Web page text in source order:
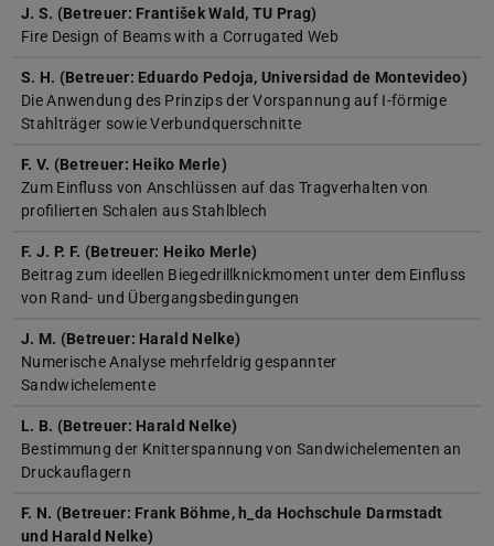
J. S. (Betreuer: František Wald, TU Prag)
Fire Design of Beams with a Corrugated Web
S. H. (Betreuer: Eduardo Pedoja, Universidad de Montevideo)
Die Anwendung des Prinzips der Vorspannung auf I-förmige
Stahlträger sowie Verbundquerschnitte
F. V. (Betreuer: Heiko Merle)
Zum Einfluss von Anschlüssen auf das Tragverhalten von
profilierten Schalen aus Stahlblech
F. J. P. F. (Betreuer: Heiko Merle)
Beitrag zum ideellen Biegedrillknickmoment unter dem Einfluss
von Rand- und Übergangsbedingungen
J. M. (Betreuer: Harald Nelke)
Numerische Analyse mehrfeldrig gespannter
Sandwichelemente
L. B. (Betreuer: Harald Nelke)
Bestimmung der Knitterspannung von Sandwichelementen an
Druckauflagern
F. N. (Betreuer: Frank Böhme, h_da Hochschule Darmstadt
und Harald Nelke)